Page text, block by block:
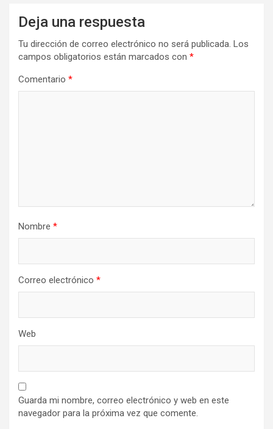
Deja una respuesta
Tu dirección de correo electrónico no será publicada. Los
campos obligatorios están marcados con *
Comentario *
Nombre *
Correo electrónico *
Web
Guarda mi nombre, correo electrónico y web en este
navegador para la próxima vez que comente.